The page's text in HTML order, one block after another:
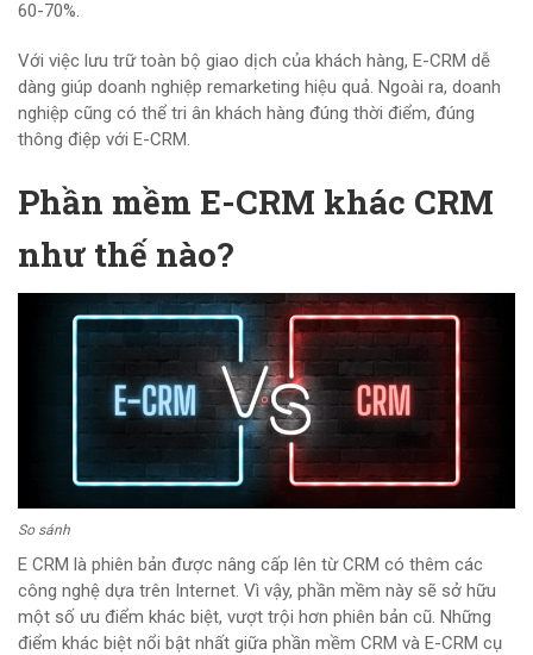
60-70%.
Với việc lưu trữ toàn bộ giao dịch của khách hàng, E-CRM dễ
dàng giúp doanh nghiệp remarketing hiệu quả. Ngoài ra, doanh
nghiệp cũng có thể tri ân khách hàng đúng thời điểm, đúng
thông điệp với E-CRM.
Phần mềm E-CRM khác CRM
như thế nào?
So sánh
E CRM là phiên bản được nâng cấp lên từ CRM có thêm các
công nghệ dựa trên Internet. Vì vậy, phần mềm này sẽ sở hữu
một số ưu điểm khác biệt, vượt trội hơn phiên bản cũ. Những
điểm khác biệt nổi bật nhất giữa phần mềm CRM và E-CRM cụ